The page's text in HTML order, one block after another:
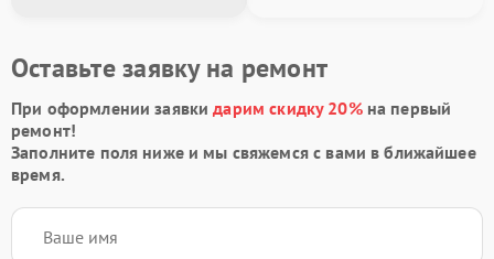
Оставьте заявку на ремонт
При оформлении заявкидарим скидку 20%на первый
ремонт!
Заполните поля ниже и мы свяжемся с вами в ближайшее
время.